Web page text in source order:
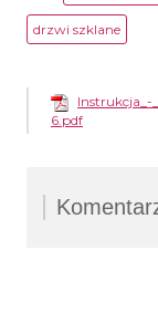
drzwi szklane
Instrukcja_-
6.pdf